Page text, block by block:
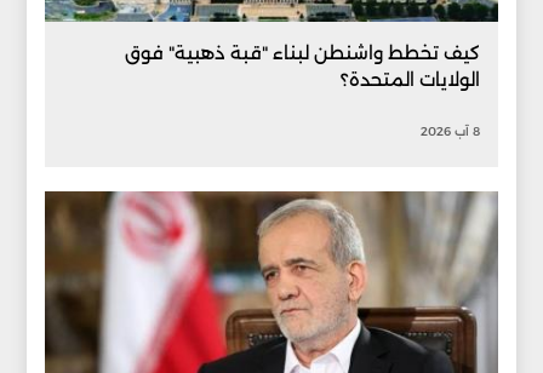
كيف تخطط واشنطن لبناء "قبة ذهبية" فوق
الولايات المتحدة؟
8 آب 2026